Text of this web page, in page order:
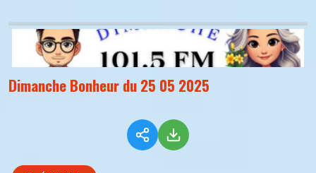
Dimanche Bonheur du 25 05 2025